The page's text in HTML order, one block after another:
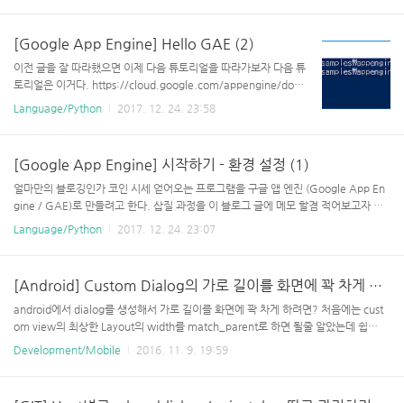
돌리고 있는데도 잘만 먹는 즉 우리에게 아직 혹은 전문적으로 않알려진 숨겨진 방법
들이 많지만.. 우리는 그 기본에 기본도 모르고 있다. 물론 외국 사이트 가면 알고리즘
적으로 고급적인 for 사용법을..
[Google App Engine] Hello GAE (2)
이전 글을 잘 따라했으면 이제 다음 튜토리얼을 따라가보자 다음 튜
토리얼은 이거다. https://cloud.google.com/appengine/docs/
standard/python/quickstart 우선 git으로 git clone https://git
google cloud sdk에 포함돼있는 dev_appserver_py를 이용한다.
이전 글에서 설명했듯이 google cloud sdk를 환경 변수에 잘 추가
해놨으면dev_appserver.py app..
Language/Python 2017. 12. 24. 23:58
[Google App Engine] 시작하기 - 환경 설정 (1)
얼마만의 블로깅인가 코인 시세 얻어오는 프로그램을 구글 앱 엔진 (Google App En
gine / GAE)로 만들려고 한다. 삽질 과정을 이 블로그 글에 메모 할겸 적어보고자 한
다. 일단.. 파이썬환경 설정부터 해야한다. [파이썬 PyDev 설치] 그냥 기존 깔려있던
환경 변수로 PYTHON_HOME 으로 잡았다. 저 이름으로 잡아야 pydev 프로젝트 설
정시 auto configuration이 ..
Language/Python 2017. 12. 24. 23:07
[Android] Custom Dialog의 가로 길이를 화면에 꽉 차게 설정하는 법
android에서 dialog를 생성해서 가로 길이를 화면에 꽉 차게 하려면? 처음에는 cust
om view의 최상한 Layout의 width를 match_parent로 하면 될줄 알았는데 쉽게
안되더라 dialog라는 놈 자체가 max width가 화면의 90% 정도로 정해져있는듯 이
Development/Mobile 2016. 11. 9. 19:59